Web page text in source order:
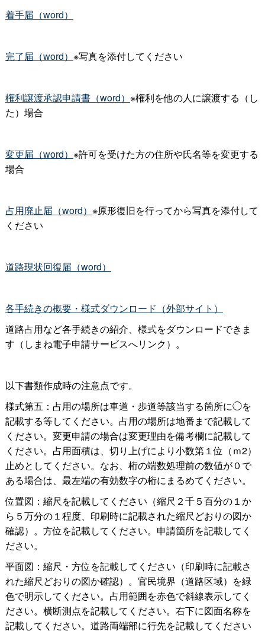
着手届（word）
完了届（word） ※写真を添付してください
権利譲渡承認申請書（word） ※権利を他の人に譲渡する（し
た）場合
変更届（word） ※許可を受けた方の住所や氏名等を変更する
場合
占用廃止届（word） ※原形復旧を行ってから写真を添付して
ください
道路現状回復届（word）
各手続きの概要・様式ダウンロード（外部サイト）
道路占用など各手続きの紹介、様式をダウンロードできま
す（しまね電子申請サービスへリンク）。
以下書類作成時の注意点です。
様式第五：占用の場所は車道・歩道等該当する箇所に◯を
記載する等してください。占用の場所は地番まで記載して
ください。変更申請の場合は変更理由を備考欄に記載して
ください。占用面積は、切り上げにより小数第１位（ｍ2）
止めとしてください。なお、桁の端数処理前の数値が０で
ある場合は、最左端の有効数字の桁にまるめてください。
位置図：縮尺を記載してください（縮尺２千５百分の１か
ら５万分の１程度、印刷時に記載された縮尺どおりの図か
確認）。方位を記載してください。申請箇所を記載してく
ださい。
平面図：縮尺・方位を記載してください（印刷時に記載さ
れた縮尺どおりの図か確認）。官民境界（道路区域）を緑
色で明示してください。占用範囲を赤色で斜線表示してく
ださい。横断測点を記載してください。右下に図面名称を
記載してください。道路両端部に行先を記載してください